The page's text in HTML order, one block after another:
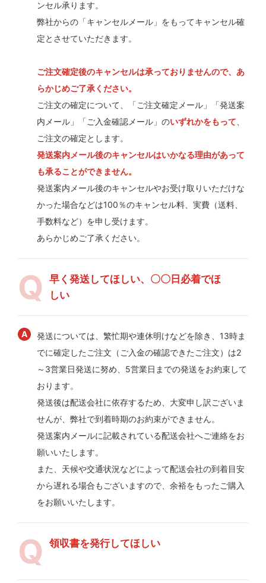
ンセル承ります。
弊社からの「キャンセルメール」をもってキャンセル確
定とさせていただきます。
ご注文確定後のキャンセルは承っておりませんので、あ
らかじめご了承ください。
ご注文の確定について、「ご注文確定メール」「発送案
内メール」「ご入金確認メール」のいずれかをもって
ご注文の確定とします。
発送案内メール後のキャンセルはいかなる理由があって
も承ることができません。
発送案内メール後のキャンセルやお受け取りいただけな
かった場合などは100％のキャンセル料、実費（送料、
手数料など）を申し受けます。
あらかじめご了承ください。
早く発送してほしい、〇〇日必着でほ
しい
発送については、繁忙期や連休明けなどを除き、13時ま
でに確定したご注文（ご入金の確認できたご注文）は2
～3営業日発送に努め、5営業日までの発送をお約束して
おります。
発送後は配送会社に依存するため、大変申し訳ございま
せんが、弊社で到着時期のお約束ができません。
発送案内メールに記載されている配送会社へご連絡をお
願いいたします。
また、天候や交通状況などによって配送会社の到着目安
から遅れる場合もございますので、余裕をもったご購入
をお願いいたします。
領収書を発行してほしい